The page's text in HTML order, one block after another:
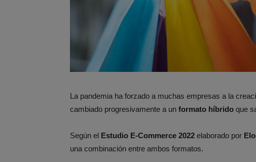
La pandemia ha forzado a muchas empresas a la
cambiado progresivamente a un formato híbrido que
Según el Estudio E-Commerce 2022 elaborado por
una combinación entre ambos formatos.